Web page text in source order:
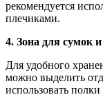
рекомендуется
плечиками.
4. Зона для сумок
Для удобного
можно выделить
использовать